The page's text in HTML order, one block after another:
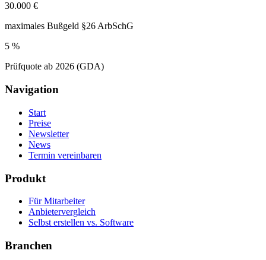
30.000 €
maximales Bußgeld §26 ArbSchG
5 %
Prüfquote ab 2026 (GDA)
Navigation
Start
Preise
Newsletter
News
Termin vereinbaren
Produkt
Für Mitarbeiter
Anbietervergleich
Selbst erstellen vs. Software
Branchen